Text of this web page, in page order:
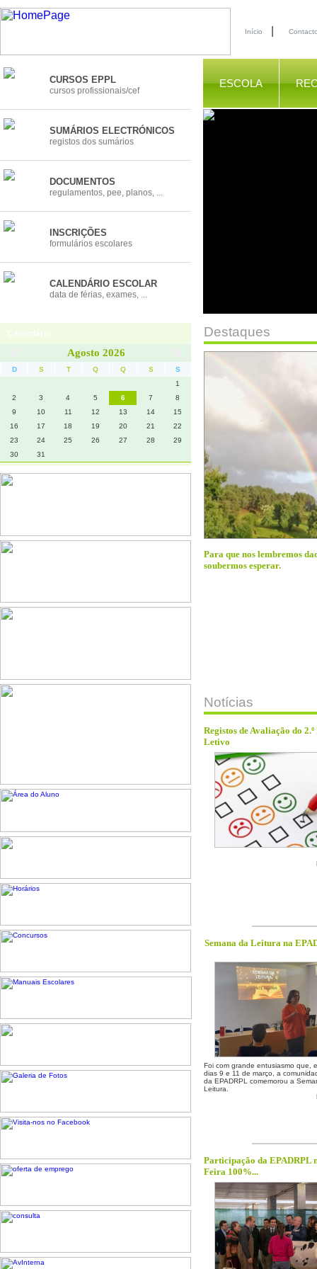
Início
CURSOS EPPL
cursos profissionais/cef
SUMÁRIOS ELECTRÓNICOS
registos dos sumários
DOCUMENTOS
regulamentos, pee, planos, ...
INSCRIÇÕES
formulários escolares
CALENDÁRIO ESCOLAR
data de férias, exames, ...
Contactos
ESCOLA
Calendário
Agosto 2026
D S T Q Q S
S
1
2
3 4 5 6 7
8
9
10 11 12 13 14
15
16
17 18 19 20 21
22
23
24 25 26 27 28
29
30
31
Destaques
Para que nos lembremos
soubermos esperar.
Notícias
Registos de Avaliação do
Letivo
Semana da Leitura na
Foi com grande entusiasmo que,
dias 9 e 11 de março, a
da EPADRPL comemorou a
Leitura.
Participação da EPADRPL
Feira 100%...